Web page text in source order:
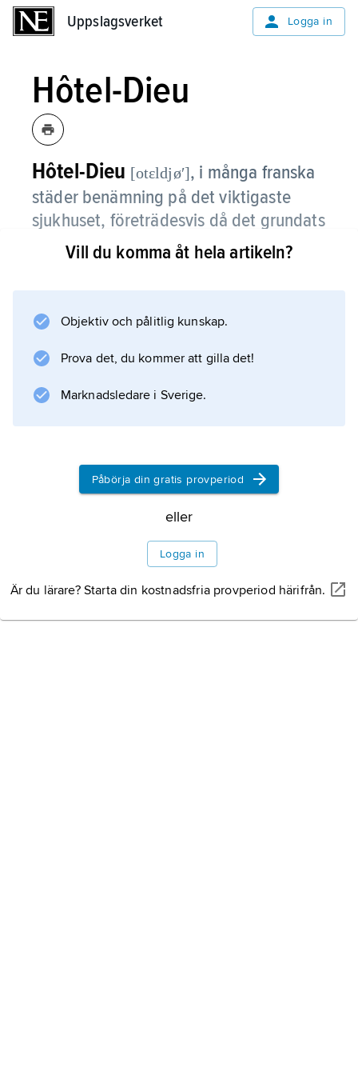
Uppslagsverket Logga in
Hôtel-Dieu
Hôtel-Dieu [otɛldjøʹ], i många franska
städer benämning på det viktigaste
sjukhuset, företrädesvis då det grundats
under medeltiden.
grundat 1443.
Information om artikeln
Vill du komma åt hela artikeln?
Objektiv och pålitlig kunskap.
Prova det, du kommer att gilla det!
Marknadsledare i Sverige.
Påbörja din gratis provperiod
eller
Logga in
Är du lärare? Starta din kostnadsfria provperiod härifrån.